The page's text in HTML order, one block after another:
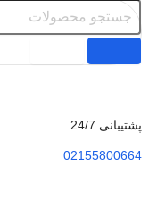
پشتیبانی 24/7
02155800664